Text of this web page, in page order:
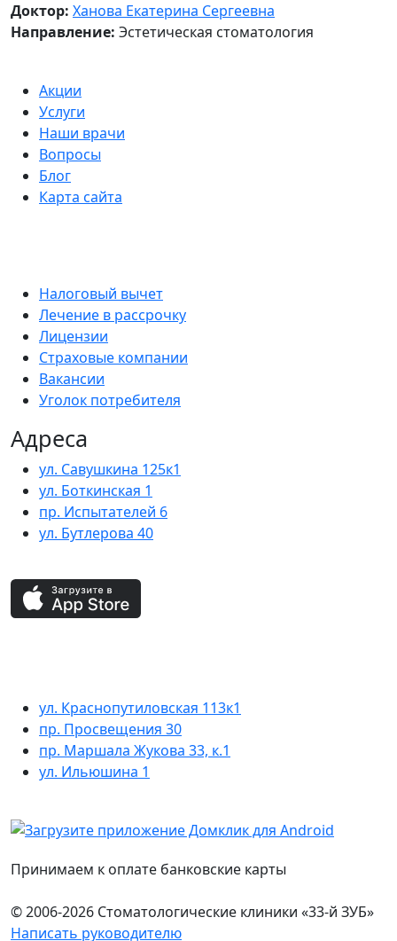
Доктор: Ханова Екатерина Сергеевна
Направление: Эстетическая стоматология
Акции
Услуги
Наши врачи
Вопросы
Блог
Карта сайта
Налоговый вычет
Лечение в рассрочку
Лицензии
Страховые компании
Вакансии
Уголок потребителя
Адреса
ул. Савушкина 125к1
ул. Боткинская 1
пр. Испытателей 6
ул. Бутлерова 40
ул. Краснопутиловская 113к1
пр. Просвещения 30
пр. Маршала Жукова 33, к.1
ул. Ильюшина 1
Принимаем к оплате банковские карты
© 2006-2026 Стоматологические клиники «33-й ЗУБ»
Написать руководителю